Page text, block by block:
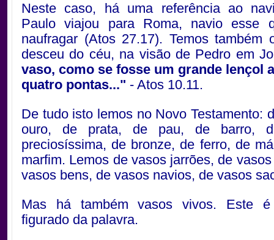
Neste caso, há uma referência ao
Paulo viajou para Roma, navio esse
naufragar (Atos 27.17). Temos também
desceu do céu, na visão de Pedro em
vaso, como se fosse um grande lençol
quatro pontas..." - Atos 10.11.
De tudo isto lemos no Novo Testamento:
ouro, de prata, de pau, de barro,
preciosíssima, de bronze, de ferro, de
marfim. Lemos de vasos jarrões, de
vasos bens, de vasos navios, de vasos
Mas há também vasos vivos. Este
figurado da palavra.